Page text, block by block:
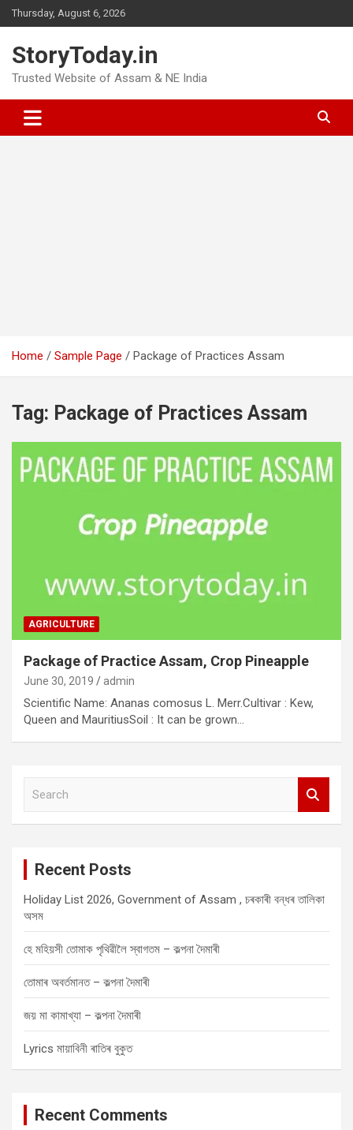
Skip
to
Thursday, August 6, 2026
StoryToday.in
Trusted Website of Assam & NE India
Home Sample Page Package of Practices Assam
Tag: Package of Practices Assam
AGRICULTURE
Package of Practice Assam, Crop Pineapple
June 30, 2019 admin
Scientific Name: Ananas comosus L. Merr.Cultivar : Kew,
Queen and MauritiusSoil : It can be grown…
Recent Posts
Holiday List 2026, Government of Assam , চৰকাৰী বন্ধৰ তালিকা
অসম
হে মহিয়সী তোমাক পৃথিৱীলৈ স্বাগতম – কল্পনা দৈমাৰী
তোমাৰ অবৰ্তমানত – কল্পনা দৈমাৰী
জয় মা কামাখ্যা – কল্পনা দৈমাৰী
Lyrics মায়াবিনী ৰাতিৰ বুকুত
Recent Comments